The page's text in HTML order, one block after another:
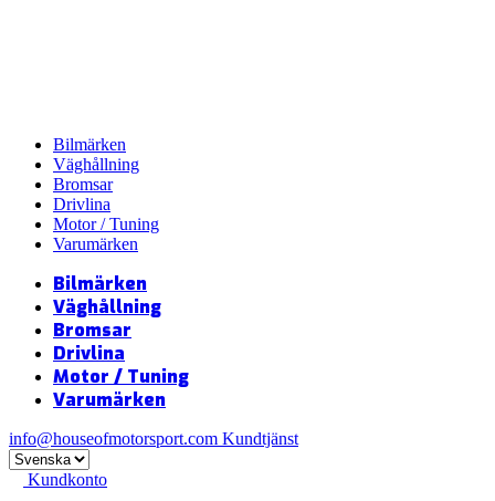
Bilmärken
Väghållning
Bromsar
Drivlina
Motor / Tuning
Varumärken
Bilmärken
Väghållning
Bromsar
Drivlina
Motor / Tuning
Varumärken
info@houseofmotorsport.com Kundtjänst
Kundkonto